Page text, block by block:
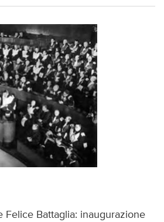
Felice Battaglia: inaugurazione